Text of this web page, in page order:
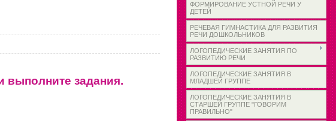
выполните задания.
ФОРМИРОВАНИЕ УСТНОЙ РЕЧИ У
ДЕТЕЙ
РЕЧЕВАЯ ГИМНАСТИКА ДЛЯ РАЗВИТИЯ
РЕЧИ ДОШКОЛЬНИКОВ
ЛОГОПЕДИЧЕСКИЕ ЗАНЯТИЯ ПО
РАЗВИТИЮ РЕЧИ
ЛОГОПЕДИЧЕСКИЕ ЗАНЯТИЯ В
МЛАДШЕЙ ГРУППЕ
ЛОГОПЕДИЧЕСКИЕ ЗАНЯТИЯ В
СТАРШЕЙ ГРУППЕ "ГОВОРИМ
ПРАВИЛЬНО"